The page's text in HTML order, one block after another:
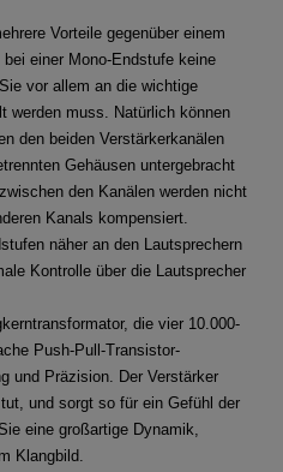
Vorteile gegenüber einem
einer Mono-Endstufe keine
vor allem an die wichtige
werden muss. Natürlich können
den beiden Verstärkerkanälen
Gehäusen untergebracht
den Kanälen werden nicht
Kanals kompensiert.
näher an den Lautsprechern
Kontrolle über die Lautsprecher
die vier 10.000-
Push-Pull-Transistor-
und Präzision. Der Verstärker
und sorgt so für ein Gefühl der
eine großartige Dynamik,
Klangbild.